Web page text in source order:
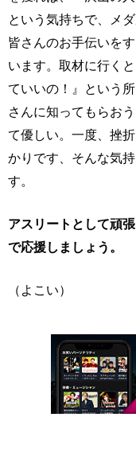
という気持ちで、メ
皆さんのお手伝いを
います。取材に行く
ていいの！』という
さんに知ってもらお
て優しい。一度、挫
かりです、そんな気
す。
アスリートとして頑
で応援しましょう。
（よこい）